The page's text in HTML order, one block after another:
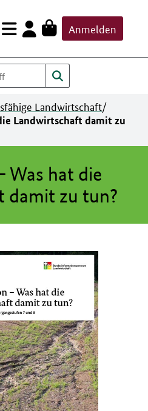
Anmelden
Landwirtschaft/
Landwirtschaft damit zu
Was hat die
damit zu tun?